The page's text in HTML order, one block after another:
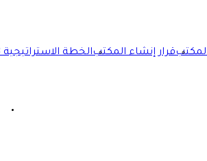
قرار إنشاء المكتبالخطة الاستراتيجية 2023-2027م